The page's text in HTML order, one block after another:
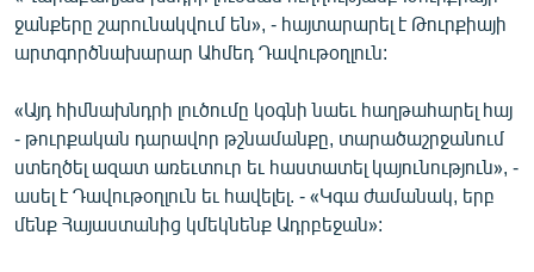
ՏԱՐԱԾԱՇՐՋԱՆ
ՄԻՋԱԶԳԱՅԻՆ
ՄՇԱԿՈՒՅԹ
ՍՊՈՐՏ
ՄԵԿՆԱԲԱՆՈՒԹՅՈՒՆ
ՏՏ ԵՒ ԻՆՏԵՐՆԵՏ
ջանքերը շարունակվում են», - հայտարարել է Թուրքիայի
արտգործնախարար Ահմեդ Դավութօղլուն:
«Այդ հիմնախնդրի լուծումը կօգնի նաեւ հաղթահարել հայ
- թուրքական դարավոր թշնամանքը, տարածաշրջանում
ստեղծել ազատ առեւտուր եւ հաստատել կայունություն», -
ասել է Դավութօղլուն եւ հավելել. - «Կգա ժամանակ, երբ
մենք Հայաստանից կմեկնենք Ադրբեջան»: